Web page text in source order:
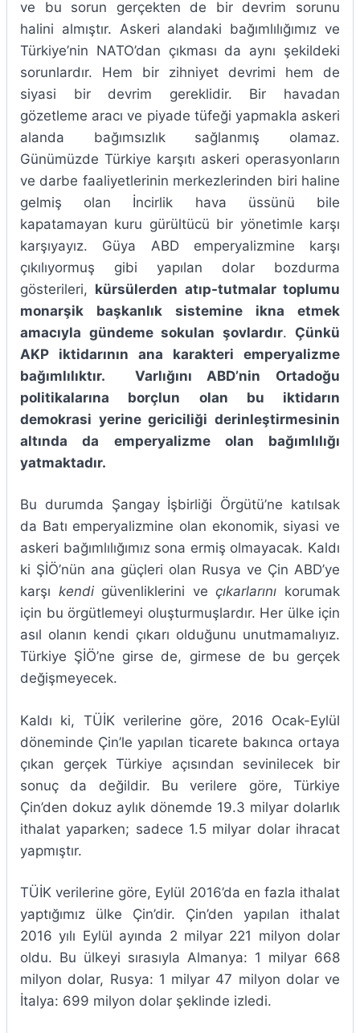
ve bu sorun gerçekten de bir devrim sorunu
halini almıştır. Askeri alandaki bağımlılığımız ve
Türkiye’nin NATO’dan çıkması da aynı şekildeki
sorunlardır. Hem bir zihniyet devrimi hem de
siyasi bir devrim gereklidir. Bir havadan
gözetleme aracı ve piyade tüfeği yapmakla askeri
alanda bağımsızlık sağlanmış olamaz.
Günümüzde Türkiye karşıtı askeri operasyonların
ve darbe faaliyetlerinin merkezlerinden biri haline
gelmiş olan İncirlik hava üssünü bile
kapatamayan kuru gürültücü bir yönetimle karşı
karşıyayız. Güya ABD emperyalizmine karşı
çıkılıyormuş gibi yapılan dolar bozdurma
gösterileri, kürsülerden atıp-tutmalar toplumu
monarşik başkanlık sistemine ikna etmek
amacıyla gündeme sokulan şovlardır. Çünkü
AKP iktidarının ana karakteri emperyalizme
bağımlılıktır. Varlığını ABD’nin Ortadoğu
politikalarına borçlun olan bu iktidarın
demokrasi yerine gericiliği derinleştirmesinin
altında da emperyalizme olan bağımlılığı
yatmaktadır.
Bu durumda Şangay İşbirliği Örgütü’ne katılsak
da Batı emperyalizmine olan ekonomik, siyasi ve
askeri bağımlılığımız sona ermiş olmayacak. Kaldı
ki ŞİÖ’nün ana güçleri olan Rusya ve Çin ABD’ye
karşı kendi güvenliklerini veçıkarlarını korumak
için bu örgütlemeyi oluşturmuşlardır. Her ülke için
asıl olanın kendi çıkarı olduğunu unutmamalıyız.
Türkiye ŞİÖ’ne girse de, girmese de bu gerçek
değişmeyecek.
Kaldı ki, TÜİK verilerine göre, 2016 Ocak-Eylül
döneminde Çin’le yapılan ticarete bakınca ortaya
çıkan gerçek Türkiye açısından sevinilecek bir
sonuç da değildir. Bu verilere göre, Türkiye
Çin’den dokuz aylık dönemde 19.3 milyar dolarlık
ithalat yaparken; sadece 1.5 milyar dolar ihracat
yapmıştır.
TÜİK verilerine göre, Eylül 2016’da en fazla ithalat
yaptığımız ülke Çin’dir. Çin’den yapılan ithalat
2016 yılı Eylül ayında 2 milyar 221 milyon dolar
oldu. Bu ülkeyi sırasıyla Almanya: 1 milyar 668
milyon dolar, Rusya: 1 milyar 47 milyon dolar ve
İtalya: 699 milyon dolar şeklinde izledi.